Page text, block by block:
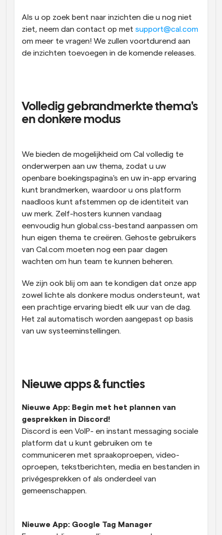
Als u op zoek bent naar inzichten die u nog niet
ziet, neem dan contact op met support@cal.com
om meer te vragen! We zullen voortdurend aan
de inzichten toevoegen in de komende releases.
Volledig gebrandmerkte thema's
en donkere modus
We bieden de mogelijkheid om Cal volledig te
onderwerpen aan uw thema, zodat u uw
openbare boekingspagina's en uw in-app ervaring
kunt brandmerken, waardoor u ons platform
naadloos kunt afstemmen op de identiteit van
uw merk. Zelf-hosters kunnen vandaag
eenvoudig hun global.css-bestand aanpassen om
hun eigen thema te creëren. Gehoste gebruikers
van Cal.com moeten nog een paar dagen
wachten om hun team te kunnen beheren.
We zijn ook blij om aan te kondigen dat onze app
zowel lichte als donkere modus ondersteunt, wat
een prachtige ervaring biedt elk uur van de dag.
Het zal automatisch worden aangepast op basis
van uw systeeminstellingen.
Nieuwe apps & functies
Nieuwe App: Begin met het plannen van
gesprekken in Discord!
Discord is een VoIP- en instant messaging sociale
platform dat u kunt gebruiken om te
communiceren met spraakoproepen, video-
oproepen, tekstberichten, media en bestanden in
privégesprekken of als onderdeel van
gemeenschappen.
Nieuwe App: Google Tag Manager